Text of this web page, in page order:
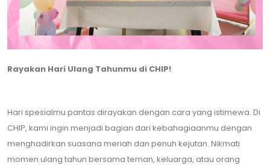
Rayakan Hari Ulang Tahunmu di CHIP!
Hari spesialmu pantas dirayakan dengan cara yang istimewa. Di
CHIP, kami ingin menjadi bagian dari kebahagiaanmu dengan
menghadirkan suasana meriah dan penuh kejutan. Nikmati
momen ulang tahun bersama teman, keluarga, atau orang